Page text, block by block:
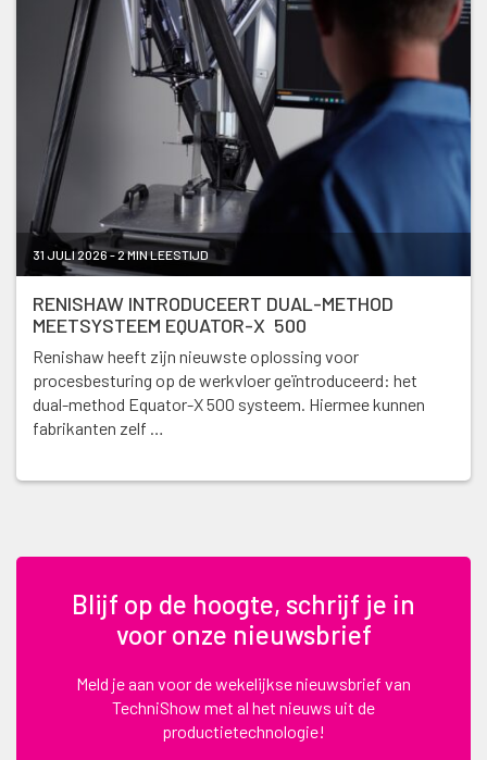
31 JULI 2026 - 2 MIN LEESTIJD
RENISHAW INTRODUCEERT DUAL-METHOD
MEETSYSTEEM EQUATOR-X 500
Renishaw heeft zijn nieuwste oplossing voor
procesbesturing op de werkvloer geïntroduceerd: het
dual-method Equator-X 500 systeem. Hiermee kunnen
fabrikanten zelf …
Blijf op de hoogte, schrijf je in
voor onze nieuwsbrief
Meld je aan voor de wekelijkse nieuwsbrief van
TechniShow met al het nieuws uit de
productietechnologie!